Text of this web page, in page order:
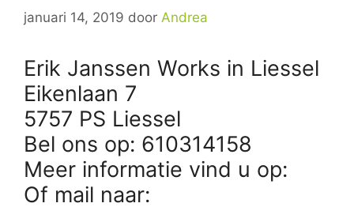
januari 14, 2019 door Andrea
Erik Janssen Works in Liessel
Eikenlaan 7
5757 PS Liessel
Bel ons op: 610314158
Meer informatie vind u op:
Of mail naar: